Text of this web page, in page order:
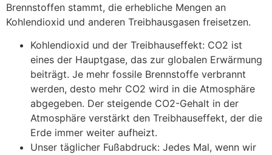
Brennstoffen stammt, die erhebliche Mengen an
Kohlendioxid und anderen Treibhausgasen freisetzen.
Kohlendioxid und der Treibhauseffekt: CO2 ist
eines der Hauptgase, das zur globalen Erwärmung
beiträgt. Je mehr fossile Brennstoffe verbrannt
werden, desto mehr CO2 wird in die Atmosphäre
abgegeben. Der steigende CO2-Gehalt in der
Atmosphäre verstärkt den Treibhauseffekt, der die
Erde immer weiter aufheizt.
Unser täglicher Fußabdruck: Jedes Mal, wenn wir